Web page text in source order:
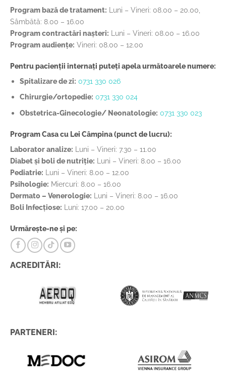
Program bază de tratament: Luni – Vineri: 08.00 – 20.00,
Sâmbătă: 8.00 – 16.00
Program contractări nașteri: Luni – Vineri: 08.00 – 16.00
Program audiențe: Vineri: 08.00 – 12.00
Pentru pacienții internați puteți apela următoarele numere:
Spitalizare de zi: 0731 330 026
Chirurgie/ortopedie: 0731 330 024
Obstetrica-Ginecologie/ Neonatologie: 0731 330 023
Program Casa cu Lei Câmpina (punct de lucru):
Laborator analize: Luni – Vineri: 7.30 – 11.00
Diabet și boli de nutriție: Luni – Vineri: 8.00 – 16.00
Pediatrie: Luni – Vineri: 8.00 – 12.00
Psihologie: Miercuri: 8.00 – 16.00
Dermato – Venerologie: Luni – Vineri: 8.00 – 16.00
Boli Infecțiose: Luni: 17.00 – 20.00
Urmărește-ne și pe:
ACREDITĂRI:
PARTENERI: